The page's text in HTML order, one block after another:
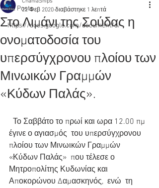
All Posts
https://docs.google.com/document/d/
Στο Λιμάνι της Σούδας η
ονοματοδοσία του
υπερσύγχρονου πλοίου των
Μινωικών Γραμμών
«Κύδων Παλάς».
22 Φεβ 2020 διαβάστηκε 1 λεπτά
έγινε ο αγιασμός  του υπερσύγχρονου
πλοίου των Μινωικών Γραμμών
«Κύδων Παλάς»  που τέλεσε ο
Μητροπολίτης Κυδωνίας και
Αποκορώνου Δαμασκηνός,  ενώ  τη